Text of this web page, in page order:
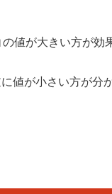
」の値が大きい方が
に値が小さい方が分